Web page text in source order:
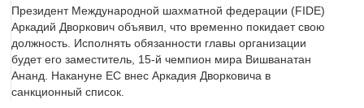
Президент Международной шахматной федерации (FIDE)
Аркадий Дворкович объявил, что временно покидает свою
должность. Исполнять обязанности главы организации
будет его заместитель, 15-й чемпион мира Вишванатан
Ананд. Накануне ЕС внес Аркадия Дворковича в
санкционный список.